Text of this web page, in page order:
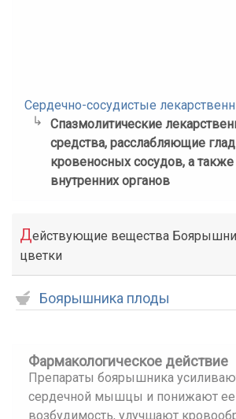
Сердечно-сосудистые
Спазмолитические
средства, расслабляющие
кровеносных сосудов, а также
внутренних органов
Действующие вещества
цветки
Боярышника плоды
Фармакологическое действие
Препараты боярышника
сердечной мышцы и понижают ее
возбудимость, улучшают